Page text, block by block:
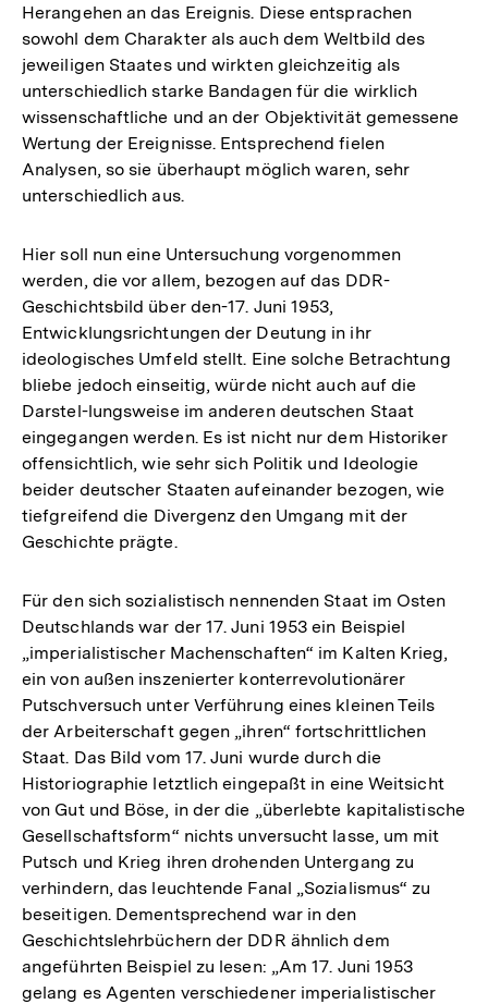
Herangehen an das Ereignis. Diese entsprachen
sowohl dem Charakter als auch dem Weltbild des
jeweiligen Staates und wirkten gleichzeitig als
unterschiedlich starke Bandagen für die wirklich
wissenschaftliche und an der Objektivität gemessene
Wertung der Ereignisse. Entsprechend fielen
Analysen, so sie überhaupt möglich waren, sehr
unterschiedlich aus.
Hier soll nun eine Untersuchung vorgenommen
werden, die vor allem, bezogen auf das DDR-
Geschichtsbild über den-17. Juni 1953,
Entwicklungsrichtungen der Deutung in ihr
ideologisches Umfeld stellt. Eine solche Betrachtung
bliebe jedoch einseitig, würde nicht auch auf die
Darstel-lungsweise im anderen deutschen Staat
eingegangen werden. Es ist nicht nur dem Historiker
offensichtlich, wie sehr sich Politik und Ideologie
beider deutscher Staaten aufeinander bezogen, wie
tiefgreifend die Divergenz den Umgang mit der
Geschichte prägte.
Für den sich sozialistisch nennenden Staat im Osten
Deutschlands war der 17. Juni 1953 ein Beispiel
„imperialistischer Machenschaften“ im Kalten Krieg,
ein von außen inszenierter konterrevolutionärer
Putschversuch unter Verführung eines kleinen Teils
der Arbeiterschaft gegen „ihren“ fortschrittlichen
Staat. Das Bild vom 17. Juni wurde durch die
Historiographie letztlich eingepaßt in eine Weitsicht
von Gut und Böse, in der die „überlebte kapitalistische
Gesellschaftsform“ nichts unversucht lasse, um mit
Putsch und Krieg ihren drohenden Untergang zu
verhindern, das leuchtende Fanal „Sozialismus“ zu
beseitigen. Dementsprechend war in den
Geschichtslehrbüchern der DDR ähnlich dem
angeführten Beispiel zu lesen: „Am 17. Juni 1953
gelang es Agenten verschiedener imperialistischer